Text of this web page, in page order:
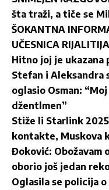
šta traži, a tiče se
ŠOKANTNA
UČESNICA
Hitno joj je ukazana
Stefan i Aleksandra
oglasio Osman:
džentlmen”
Stiže li Starlink
kontakte, Muskova
Đoković: Obožavam
oborio još jedan
Oglasila se policija o